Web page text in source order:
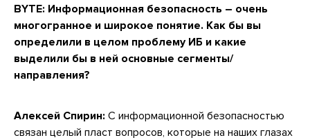
BYTE: Информационная безопасность – очень
многогранное и широкое понятие. Как бы вы
определили в целом проблему ИБ и какие
выделили бы в ней основные сегменты/
направления?
Алексей Спирин: С информационной безопасностью
связан целый пласт вопросов, которые на наших глазах